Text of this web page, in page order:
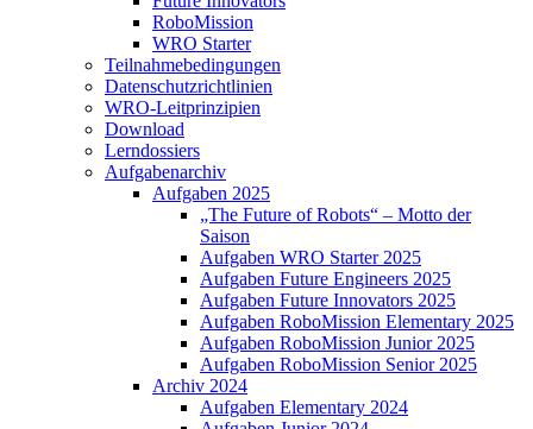
RoboMission
WRO Starter
Teilnahmebedingungen
Datenschutzrichtlinien
WRO-Leitprinzipien
Download
Lerndossiers
Aufgabenarchiv
Aufgaben 2025
„The Future of Robots“ – Motto der
Saison
Aufgaben WRO Starter 2025
Aufgaben Future Engineers 2025
Aufgaben Future Innovators 2025
Aufgaben RoboMission Elementary 2025
Aufgaben RoboMission Junior 2025
Aufgaben RoboMission Senior 2025
Archiv 2024
Aufgaben Elementary 2024